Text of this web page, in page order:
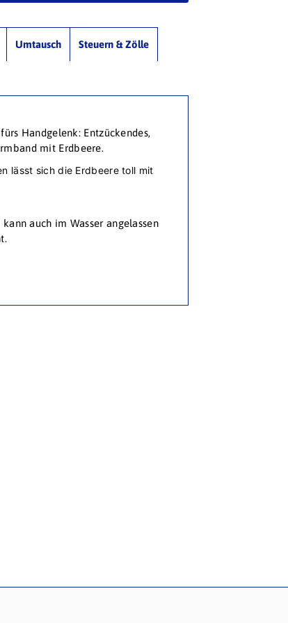
Umtausch Steuern & Zölle
Handgelenk: Entzückendes,
mit Erdbeere.
lässt sich die Erdbeere toll mit
auch im Wasser angelassen